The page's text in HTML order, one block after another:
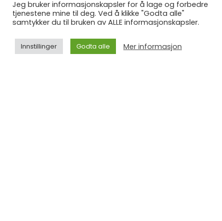
for så å spise og drikke så mye du vil. Så. mye. du. vil.
greie, haha.
Jeg bruker informasjonskapsler for å lage og forbedre
tjenestene mine til deg. Ved å klikke "Godta alle"
samtykker du til bruken av ALLE informasjonskapsler.
Innstillinger Godta alle Mer informasjon